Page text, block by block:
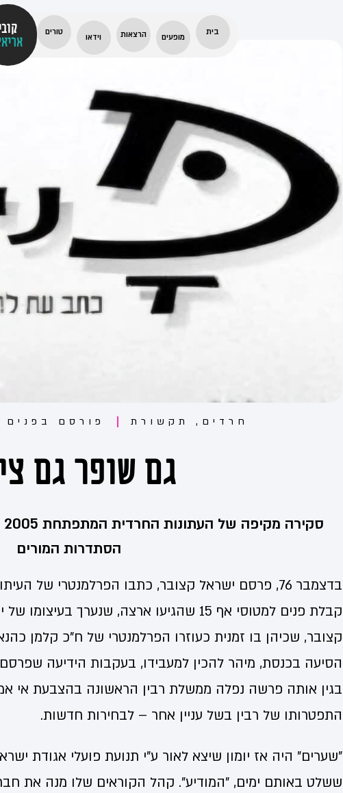
בית
מופעים הרצאות וידאו
טורים
חרדים , תקשורת פורסם ב פנים
גם שופר גם
הסתדרות המורים
בדצמבר 76, פרסם ישראל קצובר, כתבו הפרלמנטרי של
קבלת פנים למטוסי אף 15 שהגיעו ארצה, שנערך
קצובר, שכיהן בו זמנית כעוזרו הפרלמנטרי של ח"כ קלמן
הסיעה בכנסת, מיהר להכין למעבידו, בעקבות הידיעה
בגין אותה פרשה נפלה ממשלת רבין הראשונה בהצבעת אי
התפטרותו של רבין בשל עניין אחר – לבחירות חדשות.
"שערים" היה אז יומון שיצא לאור ע"י תנועת פועלי אגודת
ששלט באותם ימים, "המודיע". קהל הקוראים שלו מנה את